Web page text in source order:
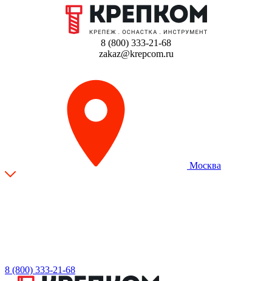
8 (800) 333-21-68
zakaz@krepcom.ru
Москва
8 (800) 333-21-68